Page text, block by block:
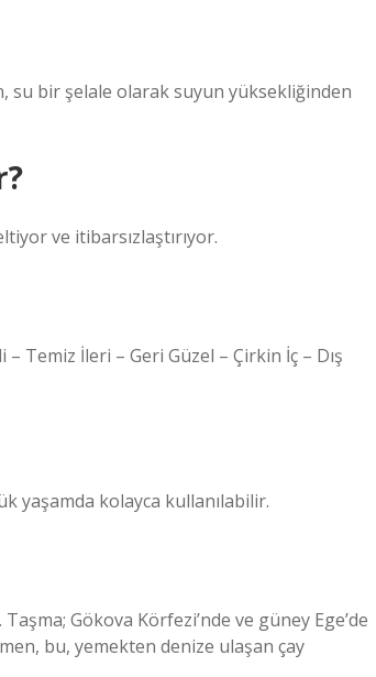
su bir şelale olarak suyun yüksekliğinden
ve itibarsızlaştırıyor.
– Temiz İleri – Geri Güzel – Çirkin İç – Dış
yaşamda kolayca kullanılabilir.
Gökova Körfezi’nde ve güney Ege’de
bu, yemekten denize ulaşan çay